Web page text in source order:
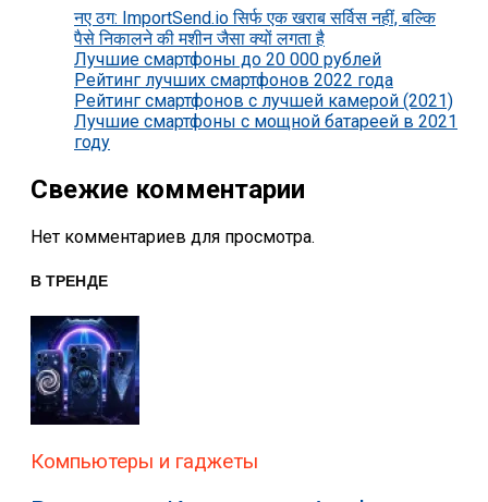
नए ठग: ImportSend.io सिर्फ एक खराब सर्विस नहीं, बल्कि
पैसे निकालने की मशीन जैसा क्यों लगता है
Лучшие смартфоны до 20 000 рублей
Рейтинг лучших смартфонов 2022 года
Рейтинг смартфонов с лучшей камерой (2021)
Лучшие смартфоны с мощной батареей в 2021
году
Свежие комментарии
Нет комментариев для просмотра.
В ТРЕНДЕ
Компьютеры и гаджеты